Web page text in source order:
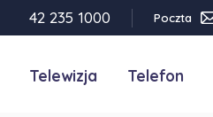
42 235 1000 Poczta
Telewizja Telefon